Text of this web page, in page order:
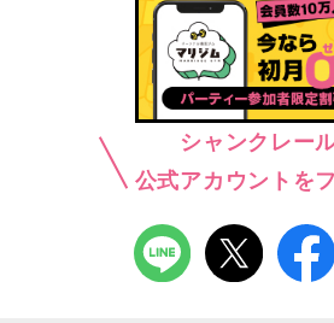
シャンクレー
公式アカウントを